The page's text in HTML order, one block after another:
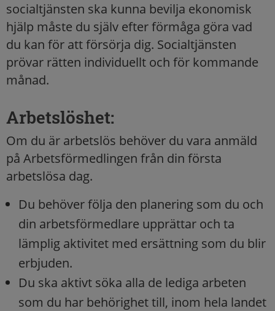
socialtjänsten ska kunna bevilja ekonomisk
hjälp måste du själv efter förmåga göra vad
du kan för att försörja dig. Socialtjänsten
prövar rätten individuellt och för kommande
månad.
Arbetslöshet:
Om du är arbetslös behöver du vara anmäld
på Arbetsförmedlingen från din första
arbetslösa dag.
Du behöver följa den planering som du och
din arbetsförmedlare upprättar och ta
lämplig aktivitet med ersättning som du blir
erbjuden.
Du ska aktivt söka alla de lediga arbeten
som du har behörighet till, inom hela landet